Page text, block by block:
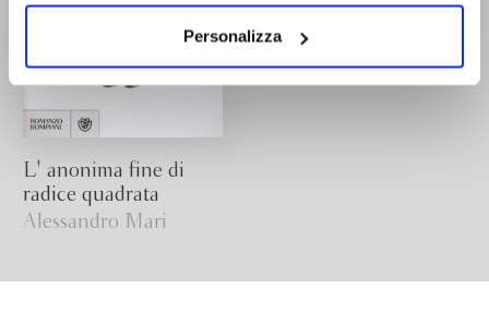
dei soli cookie tecnici. Selezionando “Accetta tutti” presti
il tuo consenso alla profilazione che potrai revocare in
ogni momentoRevoca
Personalizza
L' anonima fine di
radice quadrata
Alessandro Mari